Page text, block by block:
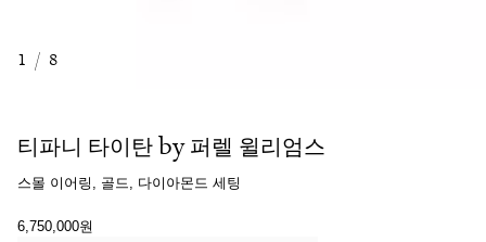
1 / 8
티파니 타이탄 by 퍼렐 윌리엄스
스몰 이어링, 골드, 다이아몬드 세팅
6,750,000원